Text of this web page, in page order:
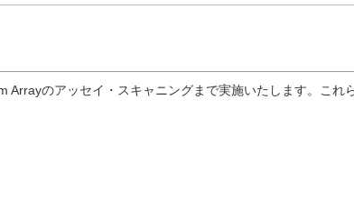
のアッセイ・スキャニングまで実施いたします。こ